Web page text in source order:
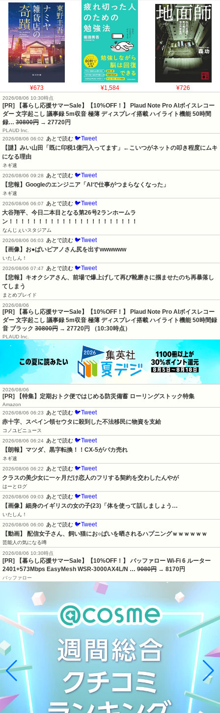
¥673 ¥1,584 ¥726
2026/08/06 10:30時点
[PR] 【暮らし応援サマーSale】【10%OFF！】 Plaud Note Pro AIボイスレコー
ダー 文字起こし 議事録 5m収音 極薄 ディスプレイ搭載 ハイライト機能 50時間
録… 30800円 → 27720円
PLAUD Inc.
2026/08/06 06:02
あとで読む 🐦Tweet
【謎】みい山田「既に印税1億円入ってます」←こいつがネットの叩き程度にムキ
になる理由
ネギ速
2026/08/06 09:28
あとで読む 🐦Tweet
【悲報】Googleのエンジニア「AIで仕事がつまらなくなった」
ネギ速
2026/08/06 06:07
あとで読む 🐦Tweet
大谷翔平、今日二本目となる第26号2ランホームラ
ン！！！！！！！！！！！！！！！！！！！！！！
なんじぇいスタジアム
2026/08/06 06:03
あとで読む 🐦Tweet
【画像】お●ぱいピアノさん尻を出すwwwwww
いたしん！
2026/08/06 07:47
あとで読む 🐦Tweet
【悲報】キオクシアさん、前場で爆上げして再び靴磨きに掴ませたのち再暴落し
てしまう
まとめブレイド
2026/08/06
[PR] 【暮らし応援サマーSale】【10%OFF！】 Plaud Note Pro AIボイスレコー
ダー 文字起こし 議事録 5m収音 極薄 ディスプレイ搭載 ハイライト機能 50時間録
音 ブラック 30800円 → 27720円 （10:30時点）
PLAUD Inc.
2026/08/06
[PR] 【特集】定期おトク便ではじめる防災備蓄 ローリングストック特集
Amazon
2026/08/06 06:23
あとで読む 🐦Tweet
赤十字、スペイン領セウタに殺到した不法移民に物資を支給
コノユビニュース
2026/08/06 06:24 あとで読む 🐦Tweet
【朗報】マツダ、黒字転換！！CX-5がバカ売れ
ネギ速
2026/08/06 06:22
あとで読む 🐦Tweet
クラスの美少女に一ヶ月だけ恋人のフリする契約を交わしたんやが
はーとログ
2026/08/06 09:03
あとで読む 🐦Tweet
【画像】細身のイギリスの女の子(23)「体を使って話しましょう…
いたしん！
2026/08/06 06:00
あとで読む 🐦Tweet
【動画】 配信女子さん、飼い猫にお○ぱいを晒されるハプニングｗｗｗｗｗｗ
芸能人の気になる噂
2026/08/06 10:30時点
[PR] 【暮らし応援サマーSale】【10%OFF！】 バッファロー Wi-Fi 6 ルーター
2401+573Mbps EasyMesh WSR-3000AX4L/N … 9080円 → 8170円
バッファロー